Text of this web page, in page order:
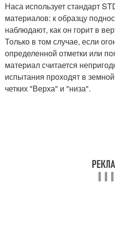
Наса использует стандарт
материалов: к образцу
наблюдают, как он горит в
Только в том случае, если
определенной отметки или
материал считается
испытания проходят в
четких "Верха" и "низа".